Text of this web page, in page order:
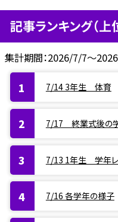
記事ランキング（上
集計期間：2026/7/7～
7/14 3年生 体育
7/17 終業式後の
7/13 1年生 学年
7/16 各学年の様子